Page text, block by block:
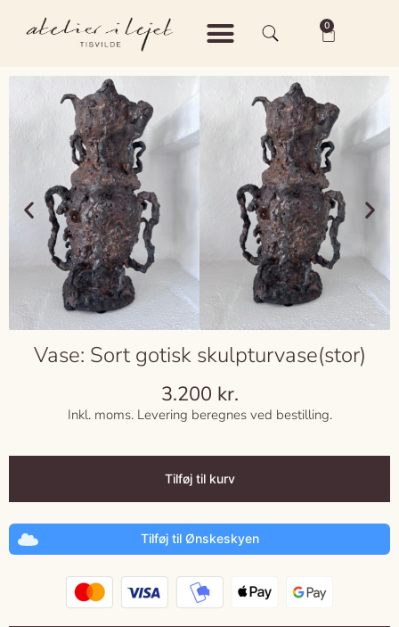
0
Vase: Sort gotisk skulpturvase(stor)
3.200 kr.
Inkl. moms. Levering beregnes ved bestilling.
Tilføj til kurv
Tilføj til Ønskeskyen